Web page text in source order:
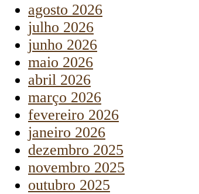
agosto 2026
julho 2026
junho 2026
maio 2026
abril 2026
março 2026
fevereiro 2026
janeiro 2026
dezembro 2025
novembro 2025
outubro 2025